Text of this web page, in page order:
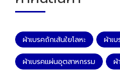
ผ้าเบรคถักเส้นใยโลหะ ผ้าเ
ผ้าเบรคแผ่นอุตสาหกรรม ผ้